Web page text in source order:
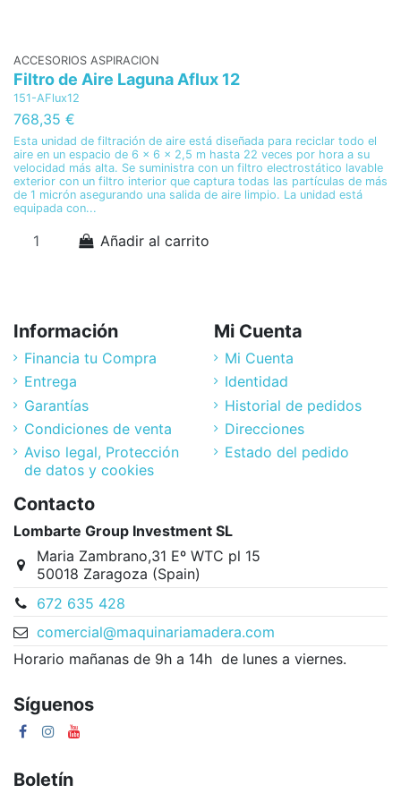
ACCESORIOS ASPIRACION
Filtro de Aire Laguna Aflux 12
151-AFlux12
768,35 €
Esta unidad de filtración de aire está diseñada para reciclar todo el
aire en un espacio de 6 x 6 x 2,5 m hasta 22 veces por hora a su
velocidad más alta. Se suministra con un filtro electrostático lavable
exterior con un filtro interior que captura todas las partículas de más
de 1 micrón asegurando una salida de aire limpio. La unidad está
equipada con...
Añadir al carrito
Información
Financia tu Compra
Entrega
Garantías
Condiciones de venta
Aviso legal, Protección
de datos y cookies
Mi Cuenta
Mi Cuenta
Identidad
Historial de pedidos
Direcciones
Estado del pedido
Contacto
Lombarte Group Investment SL
Maria Zambrano,31 Eº WTC pl 15
50018 Zaragoza (Spain)
672 635 428
comercial@maquinariamadera.com
Horario mañanas de 9h a 14h de lunes a viernes.
Síguenos
Boletín